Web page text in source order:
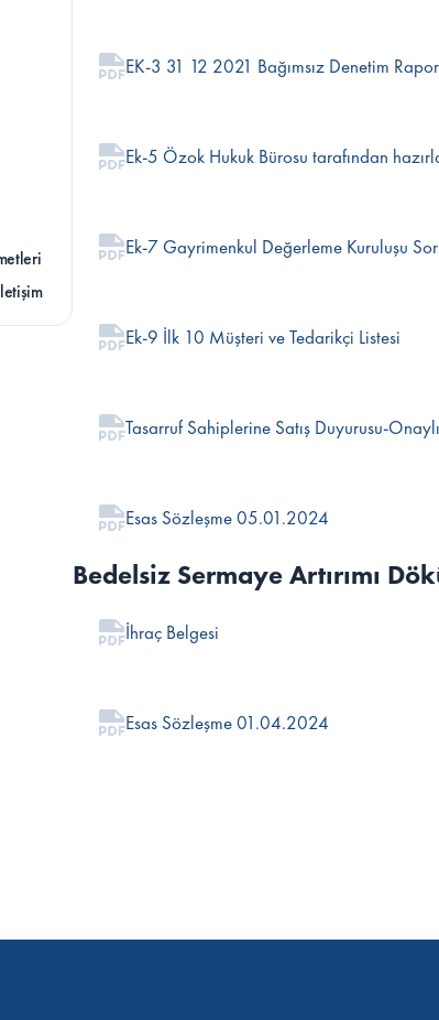
EK-3 31 12 2021 Bağımsız Denetim
Ek-5 Özok Hukuk Bürosu tarafından
Ek-7 Gayrimenkul Değerleme Kuruluşu
Ek-9 İlk 10 Müşteri ve Tedarikçi Listesi
Tasarruf Sahiplerine Satış Duyurusu-Onaylı
Esas Sözleşme 05.01.2024
Bedelsiz Sermaye Artırımı
İhraç Belgesi
Esas Sözleşme 01.04.2024